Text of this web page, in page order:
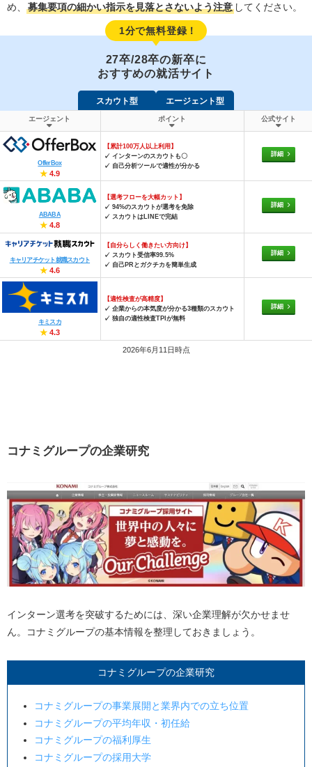
め、
募集要項の細かい指示を見落とさないよう注意してください。
1分で無料登録！
27卒/28卒の新卒に
おすすめの就活サイト
スカウト型 エージェント型
エージェント ポイント 公式サイト
OfferBox
★4.9
【累計100万人以上利用】
✓ インターンのスカウトも〇
✓ 自己分析ツールで適性が分かる
詳細
ABABA
★4.8
【選考フローを大幅カット】
✓ 94%のスカウトが選考を免除
✓ スカウトはLINEで完結
詳細
キャリアチケット就職スカウト
★4.6
【自分らしく働きたい方向け】
✓ スカウト受信率99.5%
✓ 自己PRとガクチカを簡単生成
詳細
キミスカ
★4.3
【適性検査が高精度】
✓ 企業からの本気度が分かる3種類のスカウト
✓ 独自の適性検査TPIが無料
詳細
2026年6月11日時点
コナミグループの企業研究
インターン選考を突破するためには、深い企業理解が欠かせませ
ん。コナミグループの基本情報を整理しておきましょう。
コナミグループの企業研究
コナミグループの事業展開と業界内での立ち位置
コナミグループの平均年収・初任給
コナミグループの福利厚生
コナミグループの採用大学